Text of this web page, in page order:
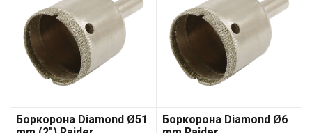
Боркорона Diamond Ø51
Боркорона Diamond Ø6